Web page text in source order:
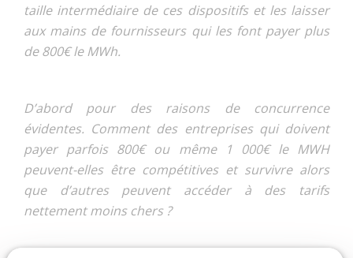
taille intermédiaire de ces dispositifs et les laisser
aux mains de fournisseurs qui les font payer plus
de 800€ le MWh.
D’abord pour des raisons de concurrence
évidentes. Comment des entreprises qui doivent
payer parfois 800€ ou même 1 000€ le MWH
peuvent-elles être compétitives et survivre alors
que d’autres peuvent accéder à des tarifs
nettement moins chers ?